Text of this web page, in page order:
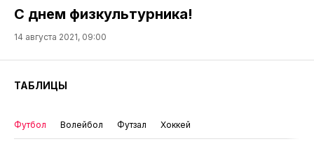
С днем физкультурника!
14 августа 2021, 09:00
ТАБЛИЦЫ
Футбол Волейбол Футзал Хоккей